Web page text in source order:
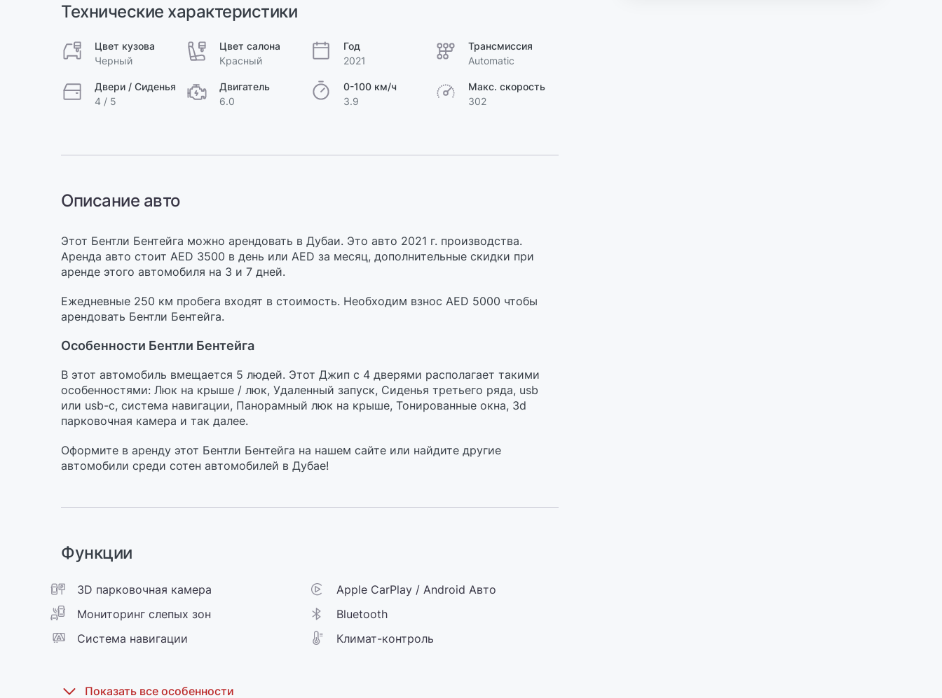
Технические характеристики
Цвет кузова
Черный
Цвет салона
Красный
Год
2021
Трансмиссия
Automatic
Двери / Сиденья
4 / 5
Двигатель
6.0
0-100 км/ч
3.9
Макс. скорость
302
Описание авто
Этот Бентли Бентейга можно арендовать в Дубаи. Это авто 2021 г. производства.
Аренда авто стоит AED 3500 в день или AED за месяц, дополнительные скидки при
аренде этого автомобиля на 3 и 7 дней.
Ежедневные 250 км пробега входят в стоимость. Необходим взнос AED 5000 чтобы
арендовать Бентли Бентейга.
Особенности Бентли Бентейга
В этот автомобиль вмещается 5 людей. Этот Джип c 4 дверями располагает такими
особенностями: Люк на крыше / люк, Удаленный запуск, Сиденья третьего ряда, usb
или usb-c, cистема навигации, Панорамный люк на крыше, Тонированные окна, 3d
парковочная камера и так далее.
Оформите в аренду этот Бентли Бентейга на нашем сайте или найдите другие
автомобили среди сотен автомобилей в Дубае!
Функции
3D парковочная камера
Apple CarPlay / Android Авто
Мониторинг слепых зон
Bluetooth
Cистема навигации
Климат-контроль